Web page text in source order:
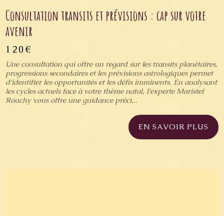
Consultation transits et prévisions : cap sur votre
avenir
120€
Une consultation qui offre un regard sur les transits planétaires,
progressions secondaires et les prévisions astrologiques permet
d'identifier les opportunités et les défis imminents. En analysant
les cycles actuels face à votre thème natal, l'experte Maristef
Rouchy vous offre une guidance préci...
EN SAVOIR PLUS